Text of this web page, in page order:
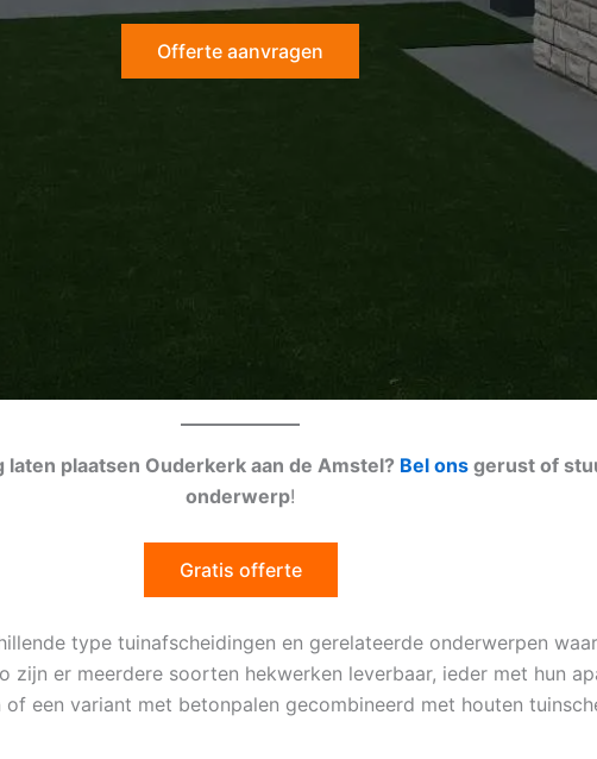
Offerte aanvragen
plaatsen Ouderkerk aan de Amstel? Bel ons gerust of
onderwerp!
Gratis offerte
type tuinafscheidingen en gerelateerde onderwerpen
zijn er meerdere soorten hekwerken leverbaar, ieder met hun
een variant met betonpalen gecombineerd met houten